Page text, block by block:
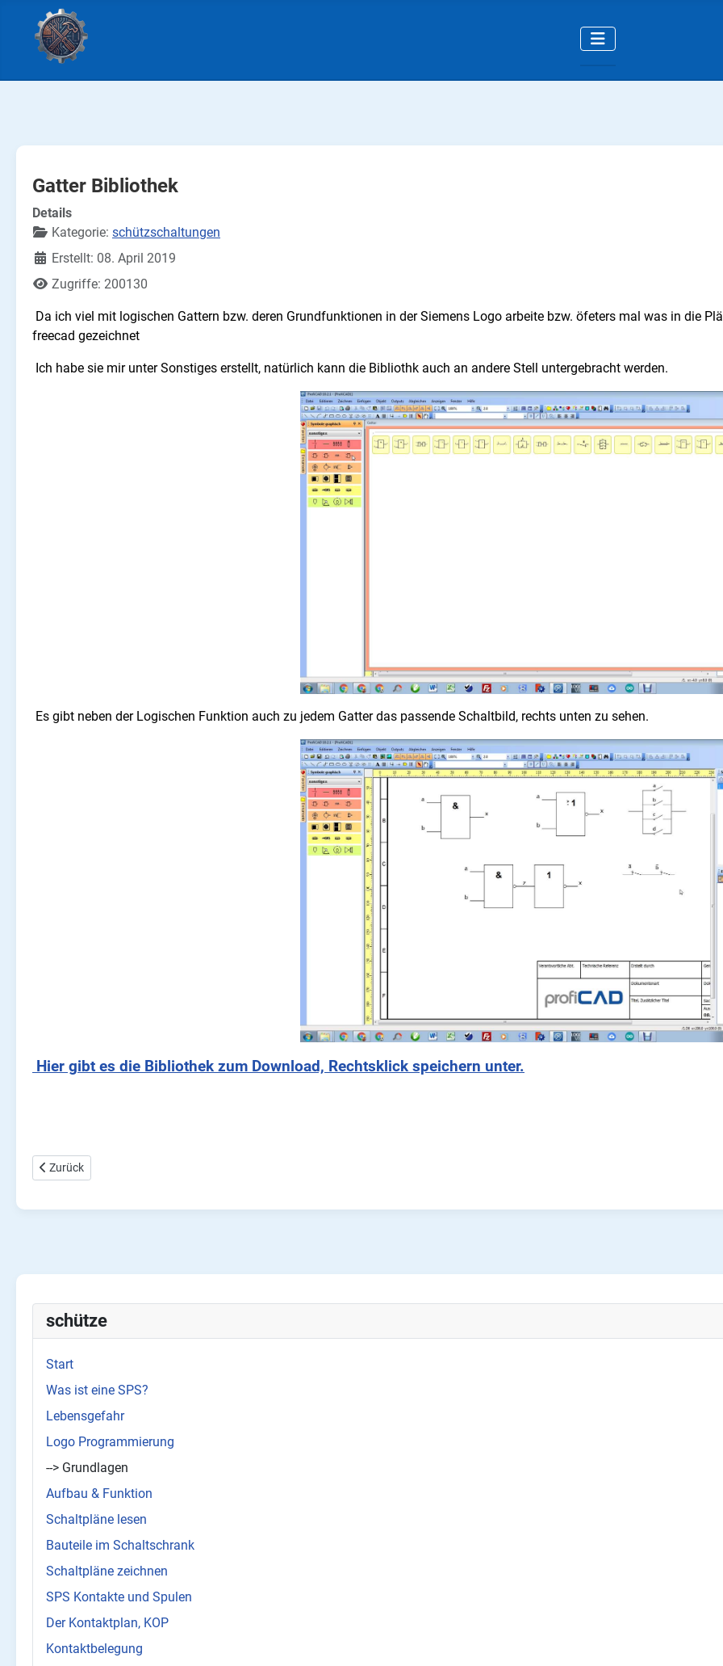
schütze
Start
Was ist eine SPS?
Lebensgefahr
Logo Programmierung
--> Grundlagen
Aufbau & Funktion
Schaltpläne lesen
Bauteile im Schaltschrank
Schaltpläne zeichnen
SPS Kontakte und Spulen
Der Kontaktplan, KOP
Kontaktbelegung
Gatter Bibliothek
Details
Kategorie: schützschaltungen
Erstellt: 08. April 2019
Zugriffe: 200130
Da ich viel mit logischen Gattern bzw. deren Grundfunktionen in der Siemens Logo arbeite bzw. öfeters mal was in die
freecad gezeichnet
Ich habe sie mir unter Sonstiges erstellt, natürlich kann die Bibliothk auch an andere Stell untergebracht werden.
Es gibt neben der Logischen Funktion auch zu jedem Gatter das passende Schaltbild, rechts unten zu sehen.
Hier gibt es die Bibliothek zum Download, Rechtsklick speichern unter.
Vorheriger Beitrag: Schütz Kontaktbezeichnung
Zurück